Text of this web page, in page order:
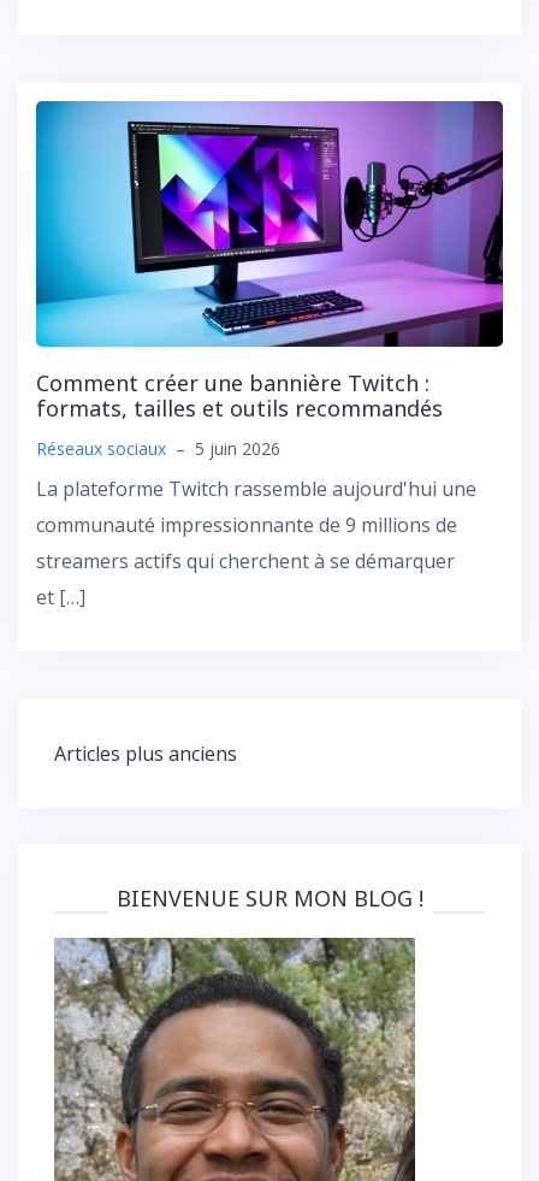
Comment créer une bannière Twitch :
formats, tailles et outils recommandés
Réseaux sociaux – 5 juin 2026
La plateforme Twitch rassemble aujourd'hui une
communauté impressionnante de 9 millions de
streamers actifs qui cherchent à se démarquer
et […]
Navigation
Articles plus anciens
BIENVENUE SUR MON BLOG !